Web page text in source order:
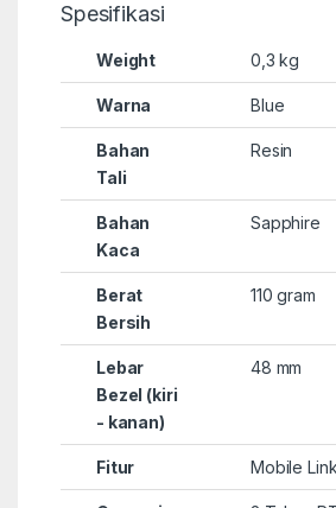
Spesifikasi
Weight 0,3 kg
Warna Blue
Bahan
Tali
Resin
Bahan
Kaca
Sapphire
Berat
Bersih
110 gram
Lebar
Bezel (kiri
- kanan)
48 mm
Fitur Mobile Link